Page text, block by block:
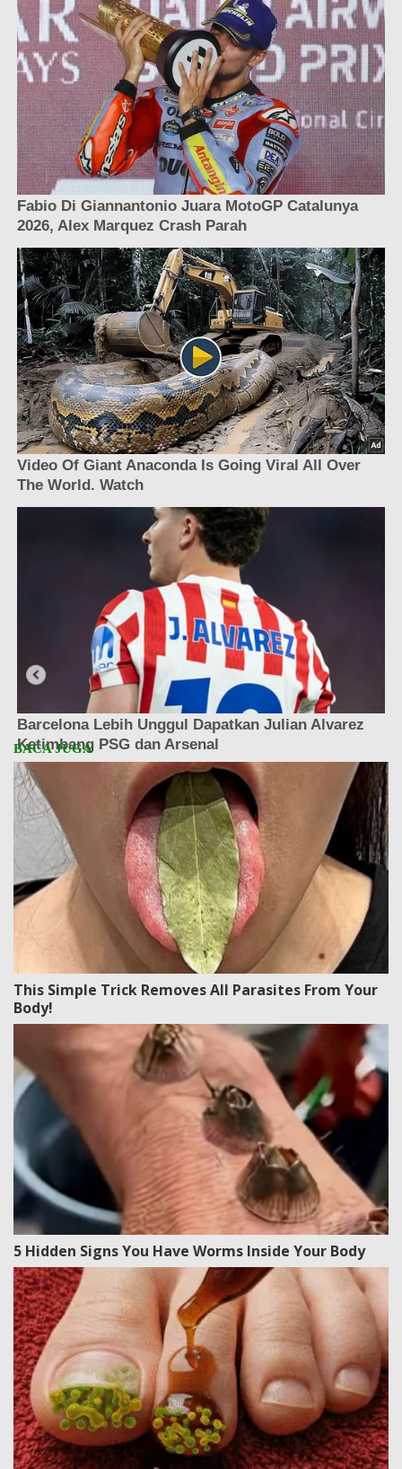
This Simple Trick Removes All Parasites From Your
Body!
5 Hidden Signs You Have Worms Inside Your Body